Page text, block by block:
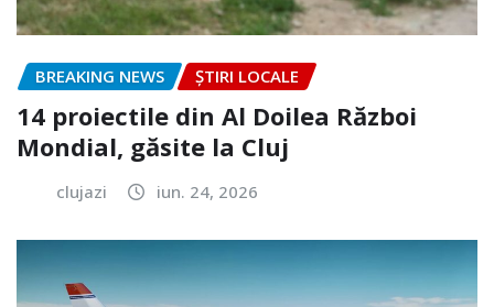
BREAKING NEWS ȘTIRI LOCALE
14 proiectile din Al Doilea Război
Mondial, găsite la Cluj
clujazi iun. 24, 2026